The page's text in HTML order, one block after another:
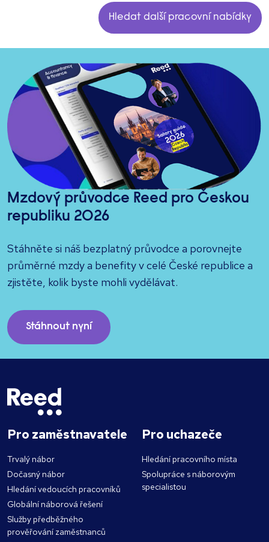
Hledat další pracovní nabídky
Mzdový průvodce Reed pro Českou
republiku 2026
Stáhněte si náš bezplatný průvodce a porovnejte
průměrné mzdy a benefity v celé České republice a
zjistěte, kolik byste mohli vydělávat.
Stáhnout nyní
Pro zaměstnavatele
Trvalý nábor
Dočasný nábor
Hledání vedoucích pracovníků
Globální náborová řešení
Služby předběžného
prověřování zaměstnanců
Pro uchazeče
Hledání pracovního místa
Spolupráce s náborovým
specialistou